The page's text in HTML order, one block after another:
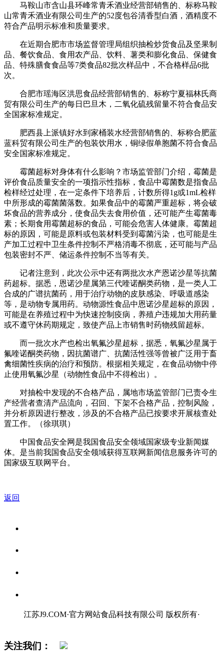
马鞍山市含山县环峰常青禾酒业经营部销售的、标称马鞍
山常青禾酒业有限公司生产的52度包谷清香型白酒，酒精度不
符合产品明示标准和质量要求。
在近期合肥市市场监督管理局组织抽检炒货食品及坚果制
品、餐饮食品、食用农产品、饮料、薯类和膨化食品、保健食
品、特殊膳食食品等7类食品82批次样品中，不合格样品6批
次。
合肥市瑶海区洪思食品经营部销售的、标称宁夏福林氏商
贸有限公司生产的每日巴旦木，二氧化硫残留量不符合食品安
全国家标准规定。
肥西县上派镇好水到家桶装水经营部销售的、标称合肥蓝
蓝科贸有限公司生产的包装饮用水，铜绿假单胞菌不符合食品
安全国家标准规定。
霉菌超标对身体有什么影响？市场监管部门介绍，霉菌是
评价食品质量安全的一项指示性指标，食品中霉菌数是指食品
检样经过处理，在一定条件下培养后，计数所得1g或1mL检样
中所形成的霉菌菌落数。如果食品中的霉菌严重超标，将会破
坏食品的营养成分，使食品失去食用价值，还可能产生霉菌毒
素；长期食用霉菌超标的食品，可能会危害人体健康。霉菌超
标的原因，可能是原料或包装材料受到霉菌污染，也可能是生
产加工过程中卫生条件控制不严格消毒不彻底，还可能与产品
包装密封不严、储运条件控制不当等有关。
记者注意到，此次公示中还有两批次水产恩诺沙星等抗菌
药超标。据悉，恩诺沙星属第三代喹诺酮类药物，是一类人工
合成的广谱抗菌药，用于治疗动物的皮肤感染、呼吸道感染
等，是动物专属用药。动物源性食品中恩诺沙星超标的原因，
可能是在养殖过程中为快速控制疫病，养殖户违规加大用药量
或不遵守休药期规定，致使产品上市销售时药物残留超标。
而一批次水产也检出氧氟沙星超标，据悉，氧氟沙星属于
氟喹诺酮类药物，因抗菌谱广、抗菌活性强等曾被广泛用于畜
禽细菌性疾病的治疗和预防。根据相关规定，在食品动物中停
止使用氧氟沙星（动物性食品中不得检出）。
对抽检中发现的不合格产品，属地市场监管部门已责令生
产经营者查清产品流向，召回、下架不合格产品，控制风险，
并分析原因进行整改，涉及的不合格产品已按要求开展核查处
置工作。（徐琪琪）
中国食品安全网是我国食品安全领域国家级专业新闻媒
体。是当前我国食品安全领域获得互联网新闻信息服务许可的
国家级互联网平台。
返回
江苏J9.COM·官方网站食品科技有限公司 版权所有·
关注我们：